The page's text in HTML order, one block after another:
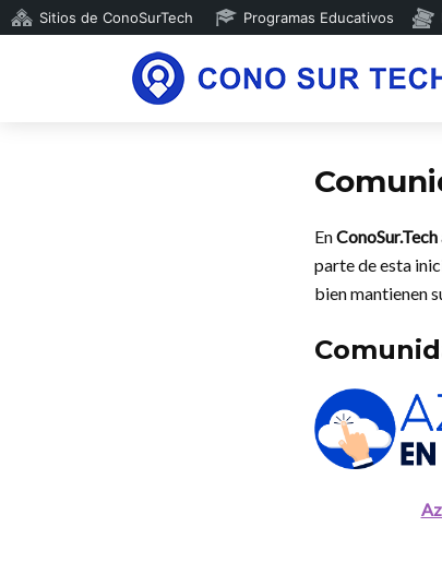
EnConoSur.Tech
parte de esta
bien mantienen
Sitios de ConoSurTech Programas Educativos